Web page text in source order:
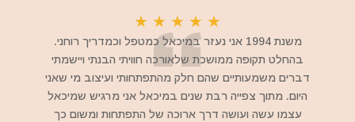
★
★
★
★
★
משנת 1994 אני נעזר במיכאל כמטפל וכמדריך רוחני.
בהחלט תקופה ממושכת שלאורכה חוויתי הבנתי ויישמתי
דברים משמעותיים שהם חלק מהתפתחותי ועיצוב מי שאני
היום. מתוך צפייה רבת שנים במיכאל אני מרגיש שמיכאל
עצמו עשה ועושה דרך ארוכה של התפתחות ומשום כך